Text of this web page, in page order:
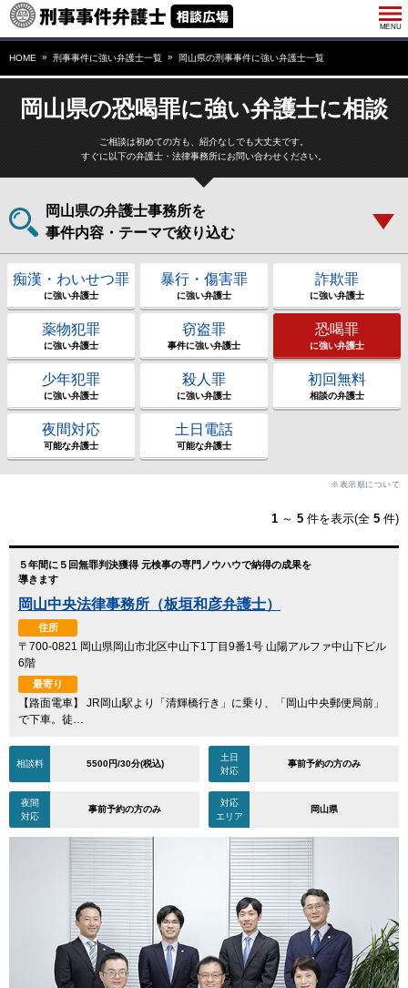
HOME 刑事事件に強い弁護士一覧 岡山県の刑事事件に強い弁護士一覧
岡山県の恐喝罪に強い弁護士に相談
ご相談は初めての方も、紹介なしでも大丈夫です。
すぐに以下の弁護士・法律事務所にお問い合わせください。
岡山県の弁護士事務所を
事件内容・テーマで絞り込む
痴漢・わいせつ罪
に強い弁護士
暴行・傷害罪
に強い弁護士
詐欺罪
に強い弁護士
薬物犯罪
に強い弁護士
窃盗罪
事件に強い弁護士
恐喝罪
に強い弁護士
少年犯罪
に強い弁護士
殺人罪
に強い弁護士
初回無料
相談の弁護士
夜間対応
可能な弁護士
土日電話
可能な弁護士
※表示順について
1 ～ 5 件を表示(全 5 件)
５年間に５回無罪判決獲得 元検事の専門ノウハウで納得の成果を
導きます
岡山中央法律事務所（板垣和彦弁護士）
住所
〒700-0821 岡山県岡山市北区中山下1丁目9番1号 山陽アルファ中山下ビル
6階
最寄り
【路面電車】 JR岡山駅より「清輝橋行き」に乗り、「岡山中央郵便局前」
で下車。徒…
相談料 5500円/30分(税込)
土日
対応
事前予約の方のみ
夜間
対応
事前予約の方のみ
対応
エリア
岡山県